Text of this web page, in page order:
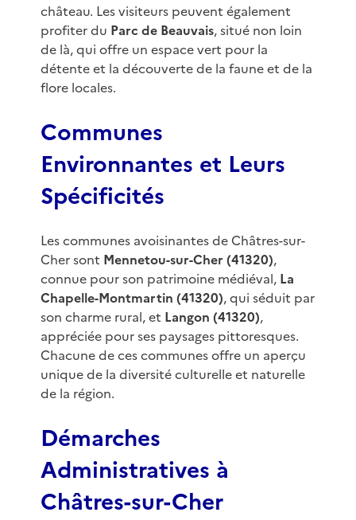
château. Les visiteurs peuvent également
profiter du Parc de Beauvais, situé non loin
de là, qui offre un espace vert pour la
détente et la découverte de la faune et de la
flore locales.
Communes
Environnantes et Leurs
Spécificités
Les communes avoisinantes de Châtres-sur-
Cher sont Mennetou-sur-Cher (41320),
connue pour son patrimoine médiéval, La
Chapelle-Montmartin (41320), qui séduit par
son charme rural, et Langon (41320),
appréciée pour ses paysages pittoresques.
Chacune de ces communes offre un aperçu
unique de la diversité culturelle et naturelle
de la région.
Démarches
Administratives à
Châtres-sur-Cher